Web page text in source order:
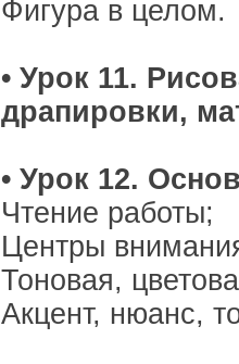
Фигура в целом.
• Урок 11.
драпировки,
• Урок 12.
Чтение работы;
Центры
Тоновая,
Акцент, нюанс,